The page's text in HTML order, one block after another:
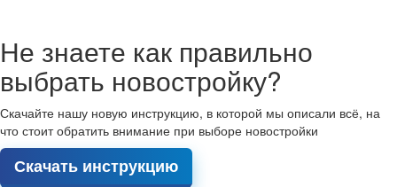
Не знаете как правильно
выбрать новостройку?
Скачайте нашу новую инструкцию, в которой мы описали всё, на
что стоит обратить внимание при выборе новостройки
Скачать инструкцию